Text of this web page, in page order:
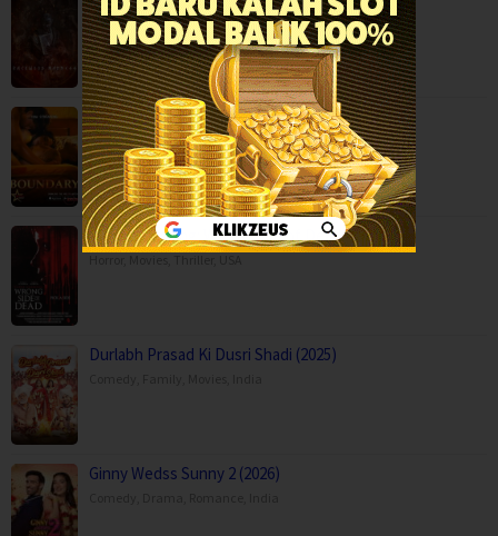
Fantasy,Horror,Movies,Finland
Boundary (2026)
Movies,Romance,
Capps Crossing: Wrong Side of Dead (2026…
Durlabh Prasad Ki Dusri Shadi (2025)
Ginny Wedss Sunny 2 (2026)